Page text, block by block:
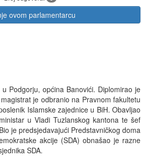
ovom parlamentarcu
Podgorju, općina Banovići. Diplomirao je
je odbranio na Pravnom fakultetu
Islamske zajednice u BiH. Obavljao
u Vladi Tuzlanskog kantona te šef
je predsjedavajući Predstavničkog doma
akcije (SDA) obnašao je razne
SDA.